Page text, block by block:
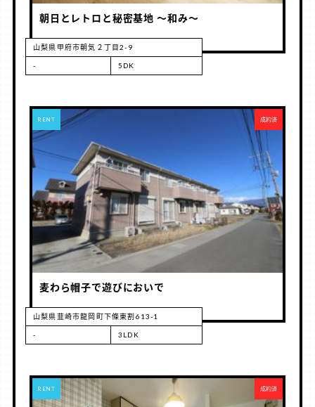
朝日とレトロと秘密基地 ～和み～
山梨県甲府市朝気２丁目2-9
- 5DK
RENT 成約済
麦わら帽子で遊びにおいで
山梨県韮崎市龍岡町下條東割613-1
- 3LDK
RENT 成約済